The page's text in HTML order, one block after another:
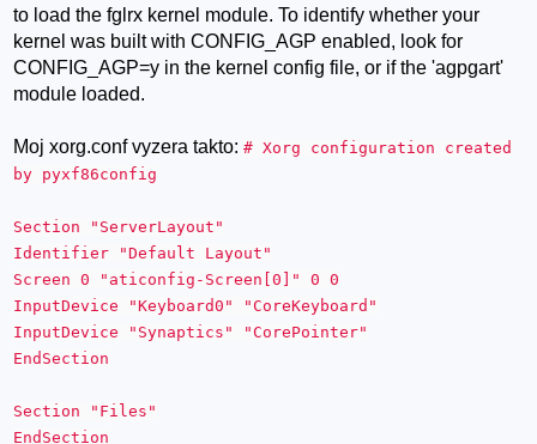
to load the fglrx kernel module. To identify whether your
kernel was built with CONFIG_AGP enabled, look for
CONFIG_AGP=y in the kernel config file, or if the 'agpgart'
module loaded.
Moj xorg.conf vyzera takto:# Xorg configuration created
by pyxf86config
Section "ServerLayout"
Identifier "Default Layout"
Screen 0 "aticonfig-Screen[0]" 0 0
InputDevice "Keyboard0" "CoreKeyboard"
InputDevice "Synaptics" "CorePointer"
EndSection
Section "Files"
EndSection